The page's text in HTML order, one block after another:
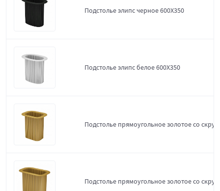
Подстолье элипс черное 600Х350
Подстолье элипс белое 600Х350
Подстолье прямоугольное золотое со
Подстолье прямоугольное золотое со